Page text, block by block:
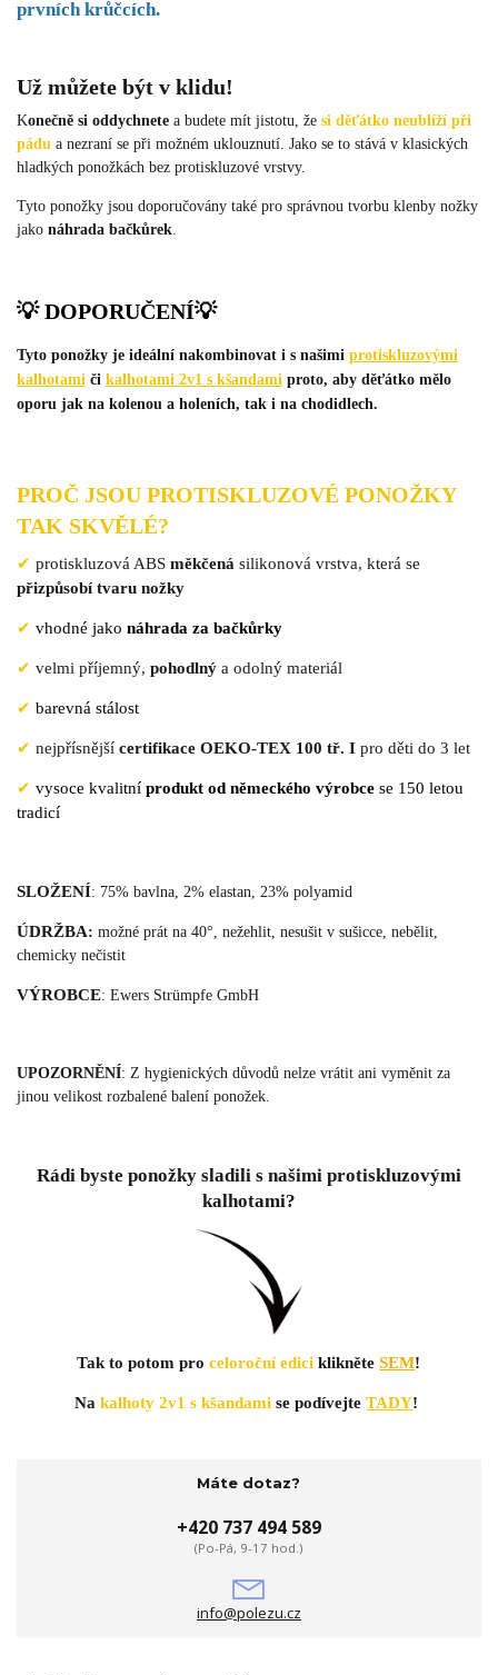
prvních krůčcích.
Už můžete být v klidu!
Konečně si oddychnete a budete mít jistotu, že si děťátko neublíží při
pádu a nezraní se při možném uklouznutí. Jako se to stává v klasických
hladkých ponožkách bez protiskluzové vrstvy.
Tyto ponožky jsou doporučovány také pro správnou tvorbu klenby nožky
jako náhrada bačkůrek.
💡 DOPORUČENÍ💡
Tyto ponožky je ideální nakombinovat i s našimi protiskluzovými
kalhotami či kalhotami 2v1 s kšandami proto, aby děťátko mělo
oporu jak na kolenou a holeních, tak i na chodidlech.
PROČ JSOU PROTISKLUZOVÉ PONOŽKY
TAK SKVĚLÉ?
✔ protiskluzová ABS měkčená silikonová vrstva, která se
přizpůsobí tvaru nožky
✔ vhodné jako náhrada za bačkůrky
✔ velmi příjemný, pohodlný a odolný materiál
✔ barevná stálost
✔ nejpřísnější certifikace OEKO-TEX 100 tř. I pro děti do 3 let
✔ vysoce kvalitní produkt od německého výrobce se 150 letou
tradicí
SLOŽENÍ: 75% bavlna, 2% elastan, 23% polyamid
ÚDRŽBA: možné prát na 40°, nežehlit, nesušit v sušicce, nebělit,
chemicky nečistit
VÝROBCE: Ewers Strümpfe GmbH
UPOZORNĚNÍ: Z hygienických důvodů nelze vrátit ani vyměnit za
jinou velikost rozbalené balení ponožek.
Rádi byste ponožky sladili s našimi protiskluzovými
kalhotami?
Tak to potom proceloroční edici klikněteSEM!
Nakalhoty 2v1 s kšandami se podívejteTADY!
Máte dotaz?
+420 737 494 589
(Po-Pá, 9-17 hod.)
info@polezu.cz